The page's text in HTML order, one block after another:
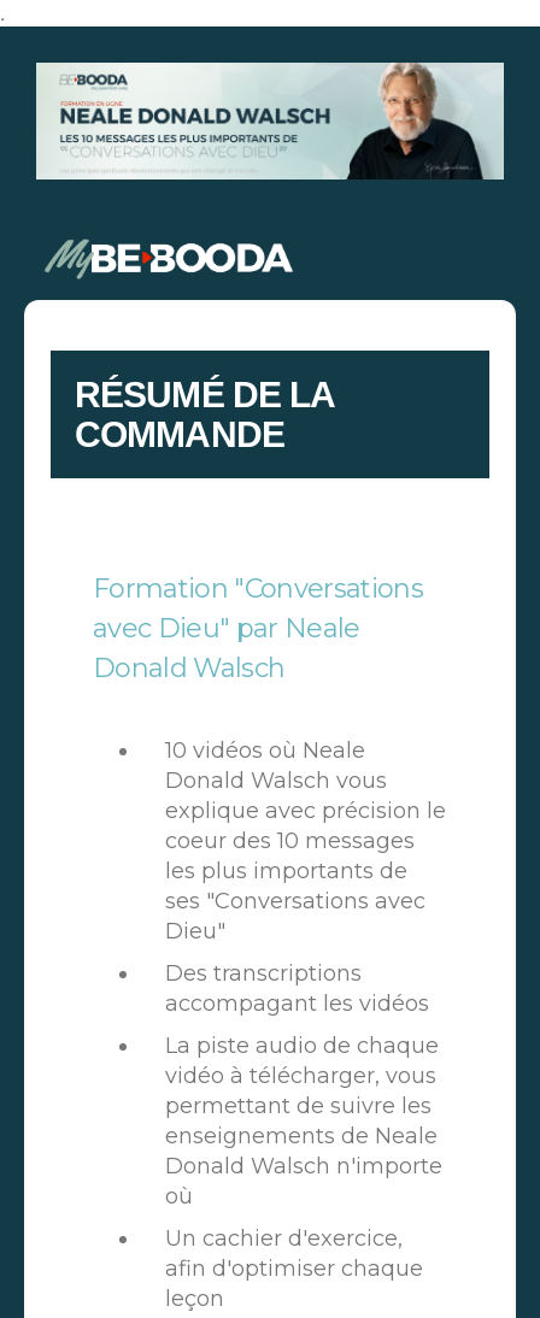
.
RÉSUMÉ DE LA
COMMANDE
Formation "Conversations
avec Dieu" par Neale
Donald Walsch
10 vidéos où Neale
Donald Walsch vous
explique avec précision le
coeur des 10 messages
les plus importants de
ses "Conversations avec
Dieu"
Des transcriptions
accompagant les vidéos
La piste audio de chaque
vidéo à télécharger, vous
permettant de suivre les
enseignements de Neale
Donald Walsch n'importe
où
Un cachier d'exercice,
afin d'optimiser chaque
leçon